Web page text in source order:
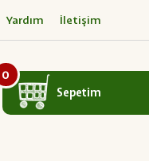
Yardım İletişim
0
Sepetim